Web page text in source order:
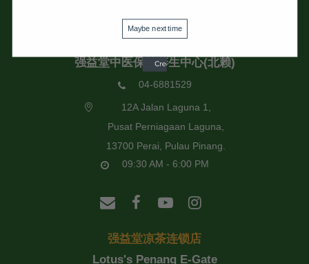
11600 Pulau Pinang.
09:30 AM - 6:00 PM
强益堂中医保健养生中心(北赖)
04-6881529
12A Jalan Laguna 1,
Pusat Perniagaan Laguna,
13700 Perai, Pulau Pinang.
09:30 AM - 6:00 PM
强益堂凉茶连锁店
Lotus's Penang E-Gate
Maybe next time